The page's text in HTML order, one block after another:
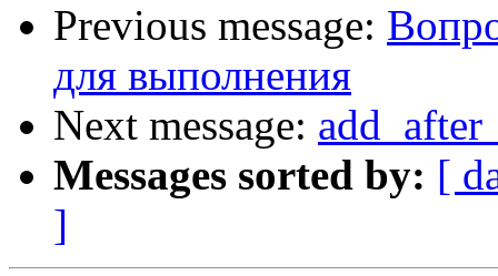
Previous message:
для выполнения
Next message:
Messages sorted by: [
]